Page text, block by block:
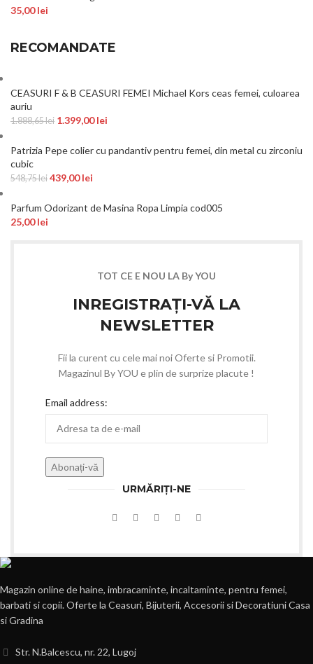
35,00lei
RECOMANDATE
CEASURI F & B CEASURI FEMEI Michael Kors ceas femei, culoarea
auriu
1.888,65lei 1.399,00lei
Patrizia Pepe colier cu pandantiv pentru femei, din metal cu zirconiu
cubic
548,75lei 439,00lei
Parfum Odorizant de Masina Ropa Limpia cod005
25,00lei
TOT CE E NOU LA By YOU
INREGISTRAȚI-VĂ LA
NEWSLETTER
Fii la curent cu cele mai noi Oferte si Promotii.
Magazinul By YOU e plin de surprize placute !
Email address:
URMĂRIȚI-NE
Magazin online de haine, imbracaminte, incaltaminte, pentru femei,
barbati si copii. Oferte la Ceasuri, Bijuterii, Accesorii si Decoratiuni Casa
si Gradina
Str. N.Balcescu, nr. 22, Lugoj